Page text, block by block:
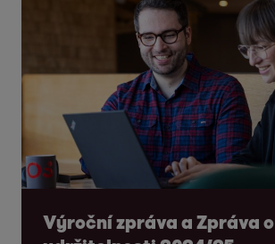
Výroční zpráva a Zpráva o